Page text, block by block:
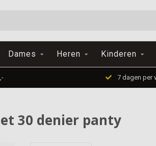
Dames Heren Kinderen
7 dagen per
30 denier panty